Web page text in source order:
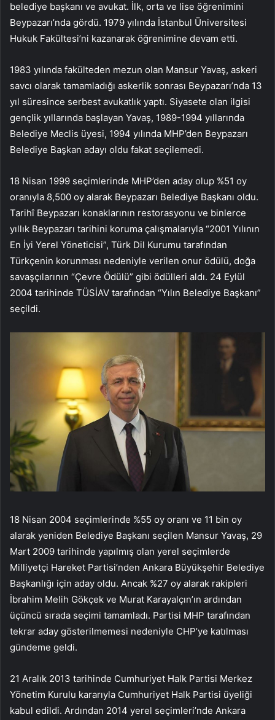
belediye başkanı ve avukat. İlk, orta ve lise öğrenimini
Beypazarı’nda gördü. 1979 yılında İstanbul Üniversitesi
Hukuk Fakültesi’ni kazanarak öğrenimine devam etti.
1983 yılında fakülteden mezun olan Mansur Yavaş, askeri
savcı olarak tamamladığı askerlik sonrası Beypazarı’nda 13
yıl süresince serbest avukatlık yaptı. Siyasete olan ilgisi
gençlik yıllarında başlayan Yavaş, 1989-1994 yıllarında
Belediye Meclis üyesi, 1994 yılında MHP’den Beypazarı
Belediye Başkan adayı oldu fakat seçilemedi.
18 Nisan 1999 seçimlerinde MHP’den aday olup %51 oy
oranıyla 8,500 oy alarak Beypazarı Belediye Başkanı oldu.
Tarihî Beypazarı konaklarının restorasyonu ve binlerce
yıllık Beypazarı tarihini koruma çalışmalarıyla “2001 Yılının
En İyi Yerel Yöneticisi”, Türk Dil Kurumu tarafından
Türkçenin korunması nedeniyle verilen onur ödülü, doğa
savaşçılarının “Çevre Ödülü” gibi ödülleri aldı. 24 Eylül
2004 tarihinde TÜSİAV tarafından “Yılın Belediye Başkanı”
seçildi.
18 Nisan 2004 seçimlerinde %55 oy oranı ve 11 bin oy
alarak yeniden Belediye Başkanı seçilen Mansur Yavaş, 29
Mart 2009 tarihinde yapılmış olan yerel seçimlerde
Milliyetçi Hareket Partisi’nden Ankara Büyükşehir Belediye
Başkanlığı için aday oldu. Ancak %27 oy alarak rakipleri
İbrahim Melih Gökçek ve Murat Karayalçın’ın ardından
üçüncü sırada seçimi tamamladı. Partisi MHP tarafından
tekrar aday gösterilmemesi nedeniyle CHP’ye katılması
gündeme geldi.
21 Aralık 2013 tarihinde Cumhuriyet Halk Partisi Merkez
Yönetim Kurulu kararıyla Cumhuriyet Halk Partisi üyeliği
kabul edildi. Ardından 2014 yerel seçimleri’nde Ankara